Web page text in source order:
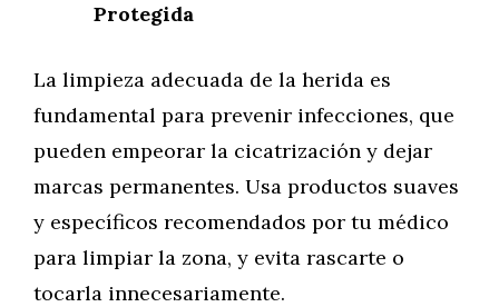
Protegida
La limpieza adecuada de la herida es
fundamental para prevenir infecciones, que
pueden empeorar la cicatrización y dejar
marcas permanentes. Usa productos suaves
y específicos recomendados por tu médico
para limpiar la zona, y evita rascarte o
tocarla innecesariamente.